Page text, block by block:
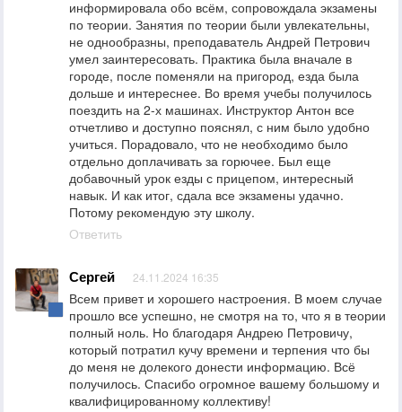
информировала обо всём, сопровождала экзамены
по теории. Занятия по теории были увлекательны,
не однообразны, преподаватель Андрей Петрович
умел заинтересовать. Практика была вначале в
городе, после поменяли на пригород, езда была
дольше и интереснее. Во время учебы получилось
поездить на 2-х машинах. Инструктор Антон все
отчетливо и доступно пояснял, с ним было удобно
учиться. Порадовало, что не необходимо было
отдельно доплачивать за горючее. Был еще
добавочный урок езды с прицепом, интересный
навык. И как итог, сдала все экзамены удачно.
Потому рекомендую эту школу.
Ответить
Сергей 24.11.2024 16:35
Всем привет и хорошего настроения. В моем случае
прошло все успешно, не смотря на то, что я в теории
полный ноль. Но благодаря Андрею Петровичу,
который потратил кучу времени и терпения что бы
до меня не долекого донести информацию. Всё
получилось. Спасибо огромное вашему большому и
квалифицированному коллективу!